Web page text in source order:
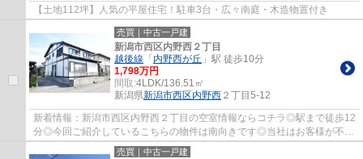
【土地112坪】人気の平屋住宅！駐車3台・広々南庭・木造物置付き
売買｜中古一戸建
新潟市西区内野西２丁目
越後線 「 内野西が丘 」駅 徒歩10分
1,798万円
間取:4LDK/136.51㎡
新潟県新潟市西区内野西 ２丁目5-12
新着情報：新潟市西区内野西２丁目の空室情報ならコチラ◎駅まで徒歩12
分◎今回ご紹介しているこちらの物件は南向きです◎当社はお客様が不動
産購入で失敗しないよう、しっかりとサポート...
売買｜中古一戸建